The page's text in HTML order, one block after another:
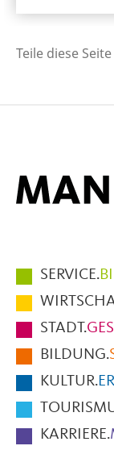
Teile diese Seite
im
Fußbereich
der
Seite
SERVICE.
STADT.
BILDUNG.
KULTUR.
KARRIERE.